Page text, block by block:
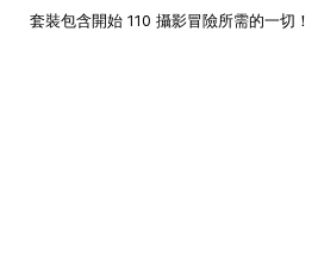
套裝包含開始 110 攝影冒險所需的一切！